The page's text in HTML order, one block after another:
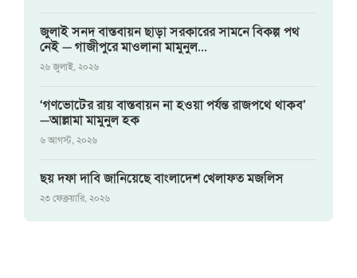
জুলাই সনদ বাস্তবায়ন ছাড়া সরকারের সামনে বিকল্প পথ
নেই — গাজীপুরে মাওলানা মামুনুল...
২৬ জুলাই, ২০২৬
‘গণভোটের রায় বাস্তবায়ন না হওয়া পর্যন্ত রাজপথে থাকব’
—আল্লামা মামুনুল হক
৬ আগস্ট, ২০২৬
ছয় দফা দাবি জানিয়েছে বাংলাদেশ খেলাফত মজলিস
২৩ ফেব্রুয়ারি, ২০২৬